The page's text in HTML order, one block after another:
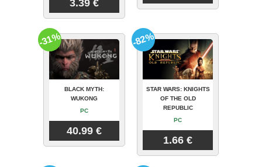
3.39 €
BLACK MYTH:
WUKONG
PC
40.99 €
-31%
STAR WARS: KNIGHTS
OF THE OLD
REPUBLIC
PC
1.66 €
-82%